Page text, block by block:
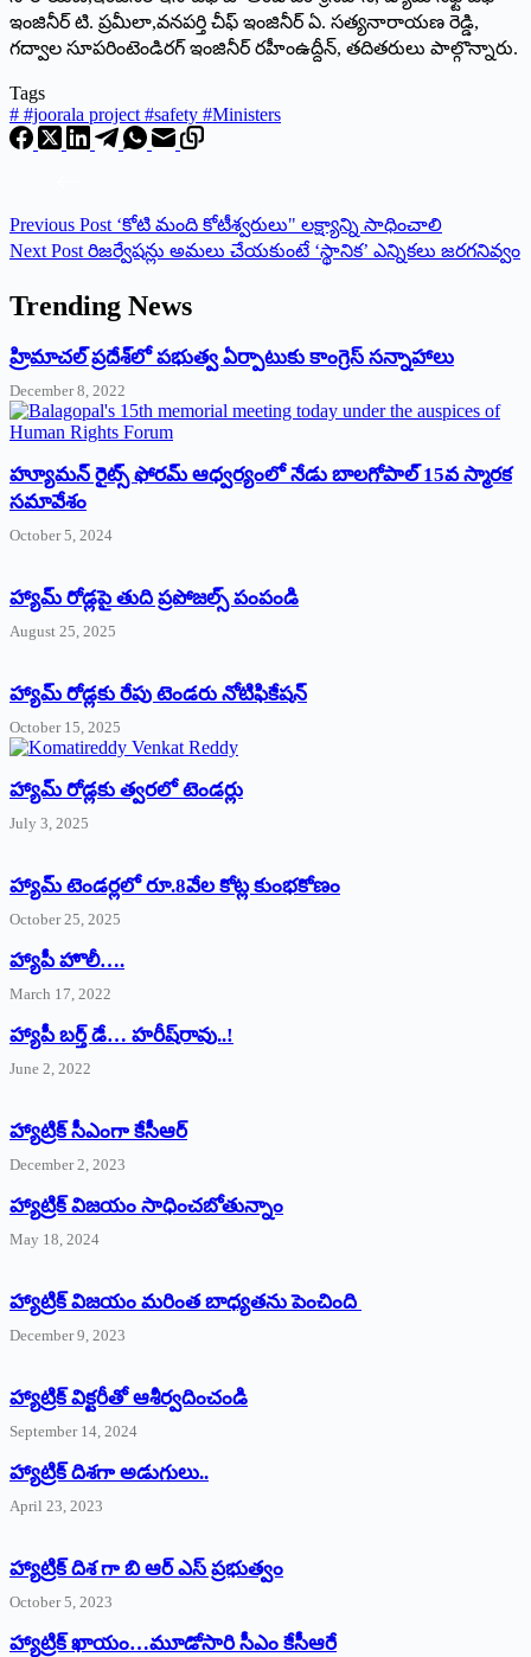
ఇంజినీర్‌ టి. ప్రమీలా,వనపర్తి చీఫ్‌ ఇంజినీర్‌ ఏ. సత్యనారాయణ రెడ్డి,
గద్వాల సూపరింటెండిరగ్‌ ఇంజినీర్‌ రహీంఉద్దీన్‌, తదితరులు పాల్గొన్నారు.
Tags
# #joorala project #safety #Ministers
Previous Post ‘కోటి మంది కోటీశ్వరులు" లక్ష్యాన్ని సాధించాలి
Next Post రిజర్వేషన్లు అమలు చేయ‌కుంటే ‘స్థానిక’ ఎన్నికలు జరగనివ్వం
Trending News
‌హ్రిమాచల్‌ ‌ప్రదేశ్‌లో పభుత్వ ఏర్పాటుకు కాంగ్రెస్‌ ‌సన్నాహాలు
December 8, 2022
హ్యూమన్‌ రైట్స్‌ ఫోరమ్‌ ఆధ్వర్యంలో నేడు బాలగోపాల్‌ 15వ స్మారక
సమావేశం
October 5, 2024
హ్యామ్‌ రోడ్లపై తుది ప్రపోజల్స్‌ పంపండి
August 25, 2025
హ్యామ్‌ రోడ్లకు రేపు టెండరు నోటిఫికేషన్‌
October 15, 2025
హ్యామ్‌ రోడ్లకు త్వరలో టెండర్లు
July 3, 2025
హ్యామ్‌ ‌టెండర్లలో రూ.8వేల కోట్ల కుంభకోణం
October 25, 2025
హ్యాపీ హొలీ….
March 17, 2022
హ్యాపీ బర్త్ ‌డే… హరీష్‌రావు..!
June 2, 2022
హ్యాట్రిక్‌ ‌సీఎంగా కేసీఆర్‌
December 2, 2023
హ్యాట్రిక్‌ విజయం సాధించబోతున్నాం
May 18, 2024
హ్యాట్రిక్ విజయం మరింత బాధ్యతను పెంచింది
December 9, 2023
హ్యాట్రిక్‌ ‌విక్టరీతో ఆశీర్వదించండి
September 14, 2024
‌హ్యాట్రిక్‌ ‌దిశగా అడుగులు..
April 23, 2023
హ్యాట్రిక్ దిశ గా బి ఆర్ ఎస్ ప్రభుత్వం
October 5, 2023
హ్యాట్రిక్‌ ‌ఖాయం…మూడోసారి సీఎం కేసీఆరే